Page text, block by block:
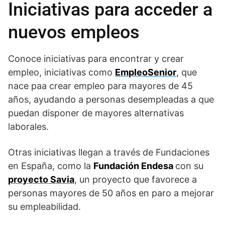
Iniciativas para acceder a
nuevos empleos
Conoce iniciativas para encontrar y crear
empleo, iniciativas como EmpleoSenior, que
nace paa crear empleo para mayores de 45
años, ayudando a personas desempleadas a que
puedan disponer de mayores alternativas
laborales.
Otras iniciativas llegan a través de Fundaciones
en España, como la Fundación Endesa con su
proyecto Savia, un proyecto que favorece a
personas mayores de 50 años en paro a mejorar
su empleabilidad.